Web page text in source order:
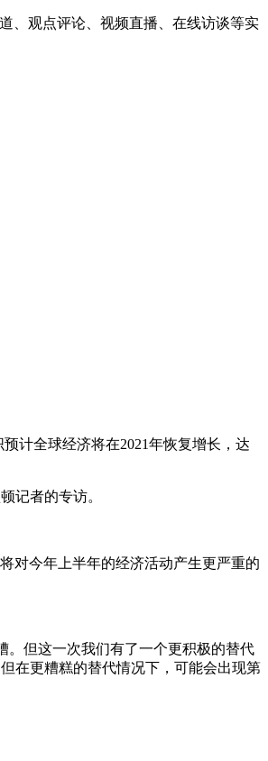
、观点评论、视频直播、在线访谈等实
计全球经济将在2021年恢复增长，达
记者的专访。
对今年上半年的经济活动产生更严重的
。但这一次我们有了一个更积极的替代
在更糟糕的替代情况下，可能会出现第